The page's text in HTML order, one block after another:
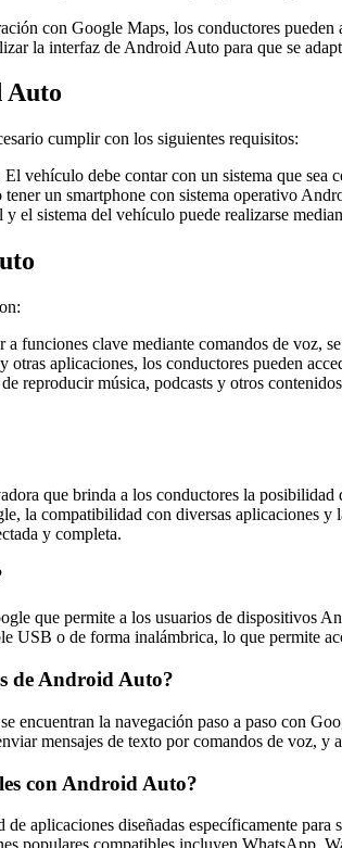
con Google Maps, los conductores
la interfaz de Android Auto para que se
Auto
cumplir con los siguientes requisitos:
vehículo debe contar con un sistema que
un smartphone con sistema operativo
el sistema del vehículo puede realizarse
funciones clave mediante comandos de voz,
aplicaciones, los conductores pueden
reproducir música, podcasts y otros
que brinda a los conductores la
la compatibilidad con diversas aplicaciones
y completa.
que permite a los usuarios de dispositivos
USB o de forma inalámbrica, lo que permite
de Android Auto?
encuentran la navegación paso a paso con
mensajes de texto por comandos de voz,
con Android Auto?
aplicaciones diseñadas específicamente